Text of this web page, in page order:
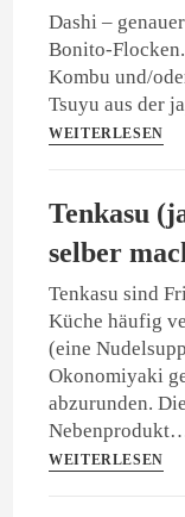
Dashi –
Bonito-
Kombu und/
Tsuyu aus der
WEITERLESEN
Tenkasu
selber
Tenkasu sind
Küche häufig
(eine
Okonomiyaki
abzurunden.
WEITERLESEN